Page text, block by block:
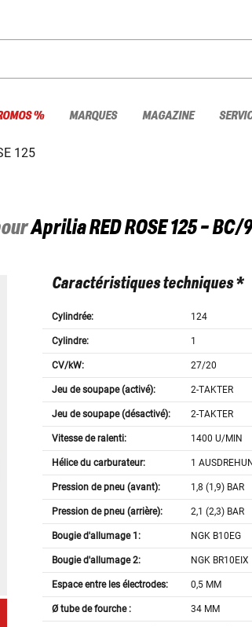
% MARQUES MAGAZINE
125
ApriliaRED ROSE 125 - BC/
Caractéristiques techniques *
Cylindrée: 124
Cylindre: 1
CV/kW: 27/20
Jeu de soupape (activé): 2-TAKTER
Jeu de soupape (désactivé): 2-TAKTER
Vitesse de ralenti: 1400 U/MIN
Hélice du carburateur: 1
Pression de pneu (avant): 1,8 (1,9) BAR
Pression de pneu (arrière): 2,1 (2,3) BAR
Bougie d'allumage 1: NGK B10EG
Bougie d'allumage 2: NGK BR10EIX
Espace entre les électrodes: 0,5 MM
Ø tube de fourche : 34 MM